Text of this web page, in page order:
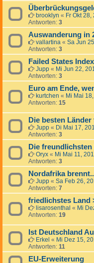
brooklyn « Fr Okt
Antworten: 3
Auswanderung in
vallartina « Sa Jun
Antworten: 3
Failed States
Jupp « Mi Jun 22,
Antworten: 3
Euro am Ende,
kurtchen « Mi Mai
Antworten: 15
Die besten
Jupp « Di Mai 17,
Antworten: 3
Die
Oryx « Mi Mai 11,
Antworten: 3
Nordafrika
Jupp « Sa Feb 26,
Antworten: 7
friedlichstes Land
lisarosenthal « Mi
Antworten: 19
Ist Deutschland
Erkel « Mi Dez 15,
Antworten: 11
EU-Erweiterung